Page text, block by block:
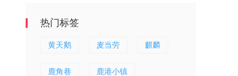
热门标签
黄天鹅 麦当劳 麒麟
鹿角巷 鹿港小镇